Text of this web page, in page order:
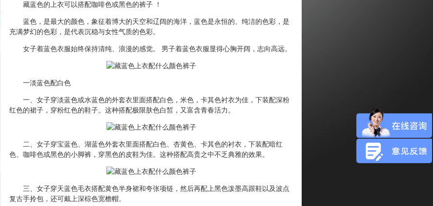
藏蓝色的上衣可以搭配咖啡色或黑色的裤子 ！
蓝色，是最大的颜色，象征着博大的天空和辽阔的海洋，蓝色是永恒的、纯洁的色彩，是
充满梦幻的色彩，是代表沉稳与女性气质的色彩。
女子着蓝色衣服始终保持清纯、浪漫的感觉。 男子着蓝色衣服显得心胸开阔，志向高远。
一淡蓝色配白色
一、女子穿淡蓝色或水蓝色的外套衣里面搭配白色，米色，卡其色衬衣为佳，下装配深粉
红色的裙子，穿粉红色的鞋子。这种搭配极限肤色白皙，又富含青春活力。
二、女子穿宝蓝色、湖蓝色外套衣里面搭配白色、杏黄色、卡其色的衬衣，下装配暗红
色、咖啡色或黑色的小脚裤，穿黑色的皮鞋为佳。这种搭配高贵之中不乏典雅的效果。
三、女子穿天蓝色毛衣搭配黄色半身裙和夸张项链，然后再配上黑色泼墨高跟鞋以及波点
复古手拎包，还可戴上深棕色宽檐帽。